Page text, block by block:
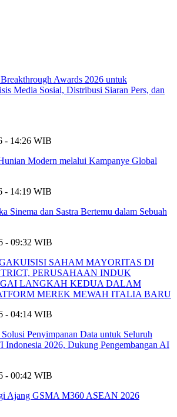
Awards 2026 untuk
Media Sosial, Distribusi Siaran Pers, dan
- 14:26 WIB
Modern melalui Kampanye Global
- 14:19 WIB
dan Sastra Bertemu dalam Sebuah
- 09:32 WIB
SAHAM MAYORITAS DI
PERUSAHAAN INDUK
LANGKAH KEDUA DALAM
MEREK MEWAH ITALIA BARU
- 04:14 WIB
Penyimpanan Data untuk Seluruh
Indonesia 2026, Dukung Pengembangan AI
- 00:42 WIB
Ajang GSMA M360 ASEAN 2026